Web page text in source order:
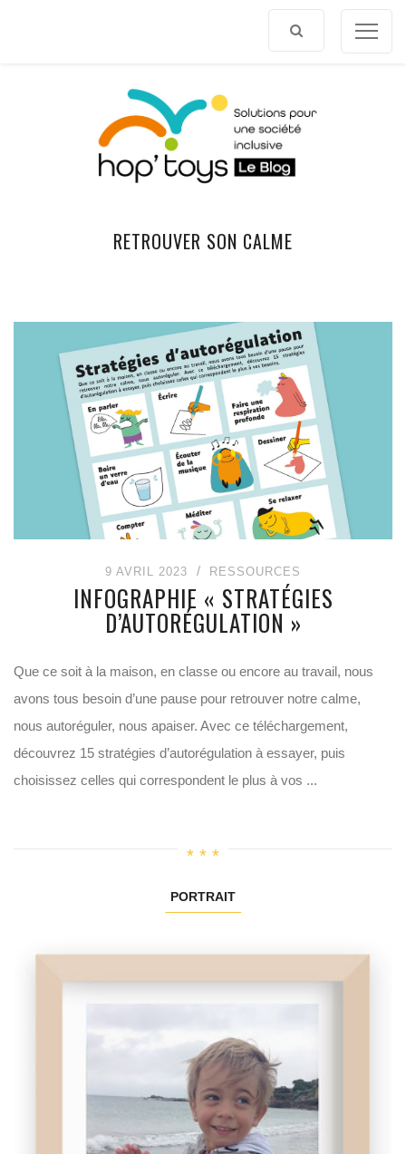
RETROUVER SON CALME
9 AVRIL 2023 RESSOURCES
INFOGRAPHIE « STRATÉGIES
D’AUTORÉGULATION »
Que ce soit à la maison, en classe ou encore au travail, nous
avons tous besoin d’une pause pour retrouver notre calme,
nous autoréguler, nous apaiser. Avec ce téléchargement,
découvrez 15 stratégies d’autorégulation à essayer, puis
choisissez celles qui correspondent le plus à vos ...
PORTRAIT